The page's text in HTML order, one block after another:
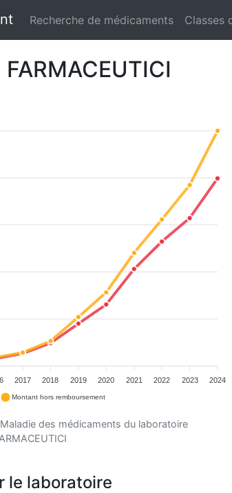
Recherche de médicaments Classes
2017 2018 2019 2020 2021 2022 2023 2024
Montant hors remboursement
des médicaments du laboratoire
le laboratoire